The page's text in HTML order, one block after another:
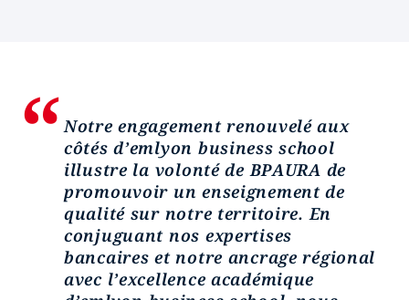
Notre engagement renouvelé aux
côtés d’emlyon business school
illustre la volonté de BPAURA de
promouvoir un enseignement de
qualité sur notre territoire. En
conjuguant nos expertises
bancaires et notre ancrage régional
avec l’excellence académique